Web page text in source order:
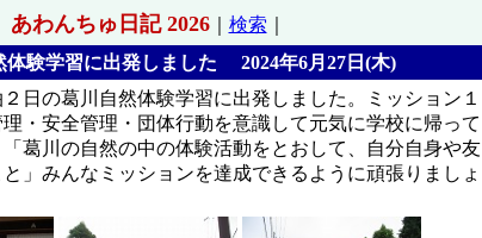
あわんちゅ日記 2026｜ 検索
体験学習に出発しました 2024年6月27日(木)
日の葛川自然体験学習に出発しました。ミッション１
理・安全管理・団体行動を意識して元気に学校に帰って
葛川の自然の中の体験活動をとおして、自分自身や友
」みんなミッションを達成できるように頑張りましょ